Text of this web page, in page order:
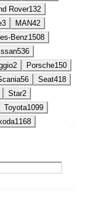
Rover132
3 MAN42
Benz1508
536
2 Porsche150
56 Seat418
Star2
Toyota1099
1168